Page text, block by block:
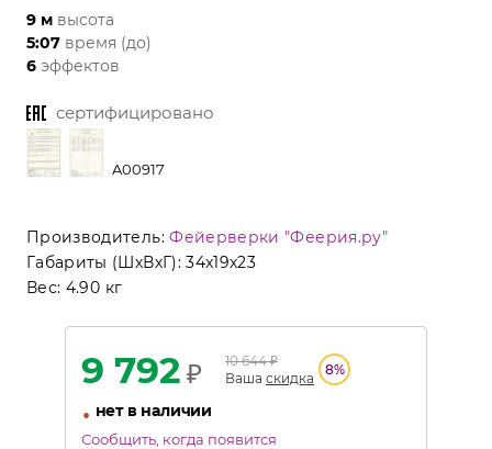
9 м высота
5:07 время (до)
6 эффектов
сертифицировано
A00917
Производитель: Фейерверки "Феерия.ру"
Габариты (ШхВхГ):34x19x23
Вес: 4.90 кг
9 792 ₽ 10 644₽
Ваша скидка
8%
• нет в наличии
Сообщить, когда появится